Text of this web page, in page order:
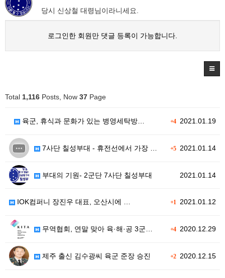
당시 신상철 대령님이라니세요.
로그인한 회원만 댓글 등록이 가능합니다.
Total 1,116 Posts, Now 37 Page
+42021.01.19
육군, 휴식과 문화가 있는 병영세탁방…
+52021.01.14
7사단 칠성부대 - 휴전선에서 가장 …
2021.01.14
부대의 기원- 2군단 7사단 칠성부대
+12021.01.12
IOK컴퍼니 장진우 대표, 오산시에 …
+42020.12.29
무역협회, 연말 맞아 육·해·공 3군…
+22020.12.15
제주 출신 김수광씨 육군 준장 승진